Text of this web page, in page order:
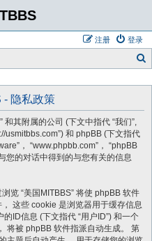
登录
注册
- 隐私政策
和其附属的公司 (下文中指代 “我们”,
usmitbbs.com”) 和 phpBB (下文指代
， “www.phpbb.com”， “phpBB
您的对话中得到的与您有关的信息
览 “美国MITBBS” 将使 phpBB 软件
这些 cookie 是浏览器用于缓存信息
ID信息 (下文指代 “用户ID”) 和一个
将被 phpBB 软件指派自动生成。 第